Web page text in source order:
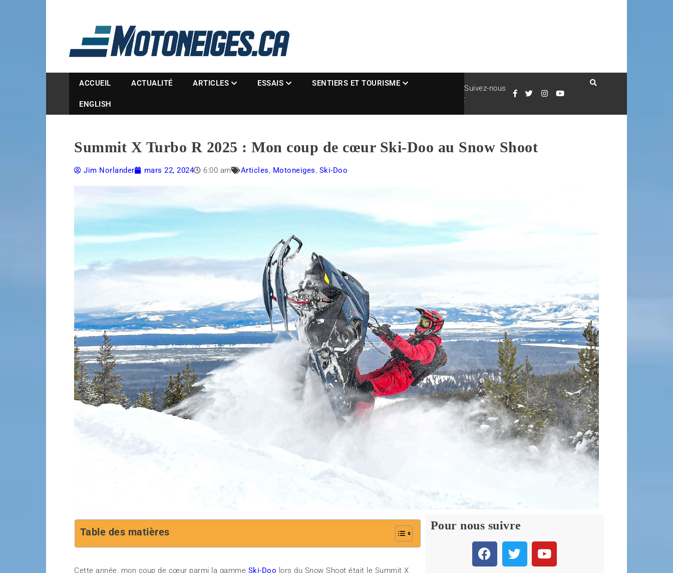
Magazine Motoneiges.ca
ACCUEIL ACTUALITÉ ARTICLES ESSAIS SENTIERS ET TOURISME
ENGLISH
Suivez-nous
:
Summit X Turbo R 2025 : Mon coup de cœur Ski-Doo au Snow Shoot
Jim Norlander mars 22, 2024 6:00 am Articles, Motoneiges, Ski-Doo
Table des matières
Cette année, mon coup de cœur parmi la gamme Ski-Doo lors du Snow Shoot était le Summit X
Pour nous suivre